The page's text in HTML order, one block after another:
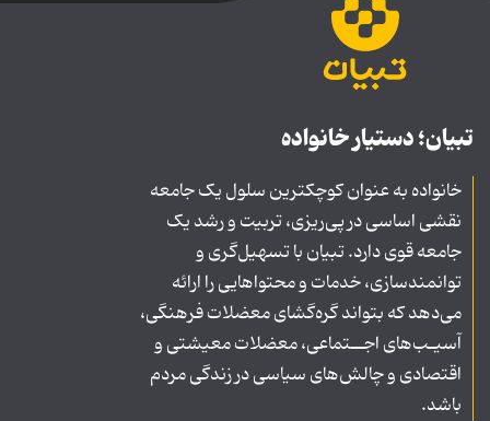
تبیان؛ دستیار خانواده
خانواده به عنوان کوچکترین سلول یک جامعه
نقشی اساسی در پی‌ریزی، تربیت و رشد یک
جامعه قوی دارد. تبیان با تسهیل‌گری و
توانمندسازی، خدمات و محتواهایی را ارائه
می‌دهد که بتواند گره‌گشای معضلات فرهنگی،
آسیـب‌های اجــتماعی، معضلات معیشتی و
اقتصادی و چالش‌های سیاسی در زندگی مردم
باشد.